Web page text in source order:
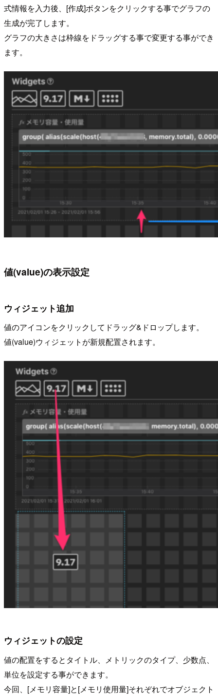
式情報を入力後、[作成]ボタンをクリックする事でグラフの
生成が完了します。
グラフの大きさは枠線をドラッグする事で変更する事ができ
ます。
値(value)の表示設定
ウィジェット追加
値のアイコンをクリックしてドラッグ&ドロップします。
値(value)ウィジェットが新規配置されます。
ウィジェットの設定
値の配置をするとタイトル、メトリックのタイプ、少数点、
単位を設定する事ができます。
今回、[メモリ容量]と[メモリ使用量]それぞれでオブジェクト